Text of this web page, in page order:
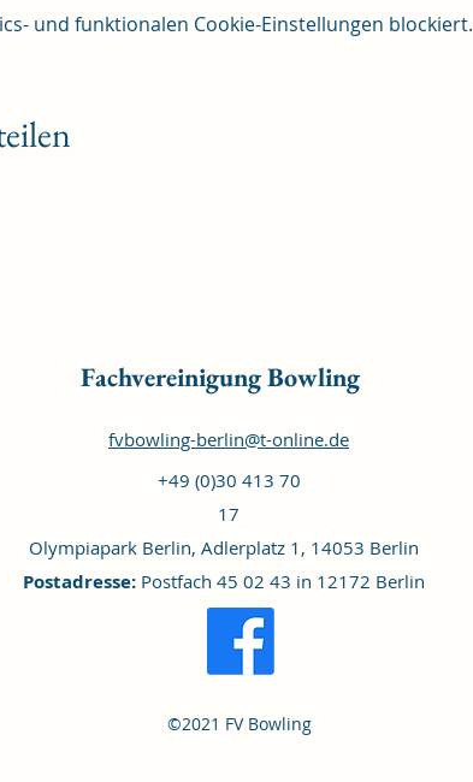
und funktionalen Cookie-Einstellungen blockiert.
FachvereinigungBowling
fvbowling-berlin@t-online.de
+49 (0)30 413 70
17
Olympiapark Berlin, Adlerplatz 1, 14053 Berlin
Postadresse: Postfach 45 02 43 in 12172 Berlin
©2021 FV Bowling